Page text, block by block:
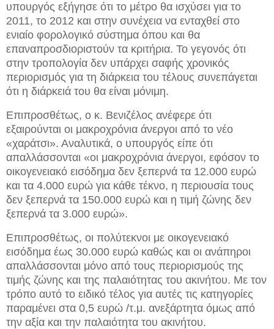
υπουργός εξήγησε ότι το μέτρο θα ισχύσει για το
2011, το 2012 και στην συνέχεια να ενταχθεί στο
ενιαίο φορολογικό σύστημα όπου και θα
επαναπροσδιοριστούν τα κριτήρια. Το γεγονός ότι
στην τροπολογία δεν υπάρχει σαφής χρονικός
περιορισμός για τη διάρκεια του τέλους συνεπάγεται
ότι η διάρκειά του θα είναι μόνιμη.
Επιπροσθέτως, ο κ. Βενιζέλος ανέφερε ότι
εξαιρούνται οι μακροχρόνια άνεργοι από το νέο
«χαράτσι». Αναλυτικά, ο υπουργός είπε ότι
απαλλάσσονται «οι μακροχρόνια άνεργοι, εφόσον το
οικογενειακό εισόδημα δεν ξεπερνά τα 12.000 ευρώ
και τα 4.000 ευρώ για κάθε τέκνο, η περιουσία τους
δεν ξεπερνά τα 150.000 ευρώ και η τιμή ζώνης δεν
ξεπερνά τα 3.000 ευρώ».
Επιπροσθέτως, οι πολύτεκνοι με οικογενειακό
εισόδημα έως 30.000 ευρώ καθώς και οι ανάπηροι
απαλλάσσονται μόνο από τους περιορισμούς της
τιμής ζώνης και της παλαιότητας του ακινήτου. Με τον
τρόπο αυτό το ειδικό τέλος για αυτές τις κατηγορίες
παραμένει στα 0,5 ευρώ /τ.μ. ανεξάρτητα όμως από
την αξία και την παλαιότητα του ακινήτου.